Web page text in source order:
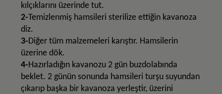
kılçıklarını üzerinde tut.
2-Temizlenmiş hamsileri sterilize ettiğin kavanoza
diz.
3-Diğer tüm malzemeleri karıştır. Hamsilerin
üzerine dök.
4-Hazırladığın kavanozu 2 gün buzdolabında
beklet. 2 günün sonunda hamsileri turşu suyundan
çıkarıp başka bir kavanoza yerleştir, üzerini